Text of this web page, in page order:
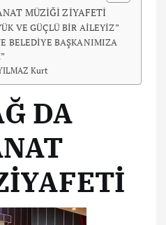
MÜZİĞİ ZİYAFETİ
VE GÜÇLÜ BİR AİLEYİZ”
BELEDİYE BAŞKANIMIZA
Kurt
DA